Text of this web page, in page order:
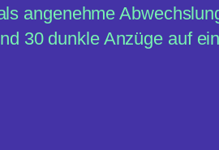
angenehme
30 dunkle Anzüge auf